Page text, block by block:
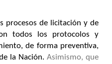
procesos de licitación y de
todos los protocolos y
de forma preventiva,
la Nación.Asimismo, que